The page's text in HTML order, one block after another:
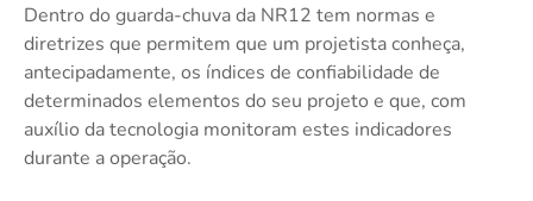
Dentro do guarda-chuva da NR12 tem normas e
diretrizes que permitem que um projetista conheça,
antecipadamente, os índices de confiabilidade de
determinados elementos do seu projeto e que, com
auxílio da tecnologia monitoram estes indicadores
durante a operação.